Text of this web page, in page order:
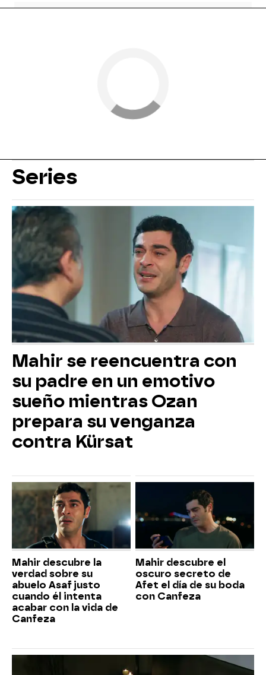
Series
Mahir se reencuentra con
su padre en un emotivo
sueño mientras Ozan
prepara su venganza
contra Kürsat
Mahir descubre la
verdad sobre su
abuelo Asaf justo
cuando él intenta
acabar con la vida de
Canfeza
Mahir descubre el
oscuro secreto de
Afet el día de su boda
con Canfeza